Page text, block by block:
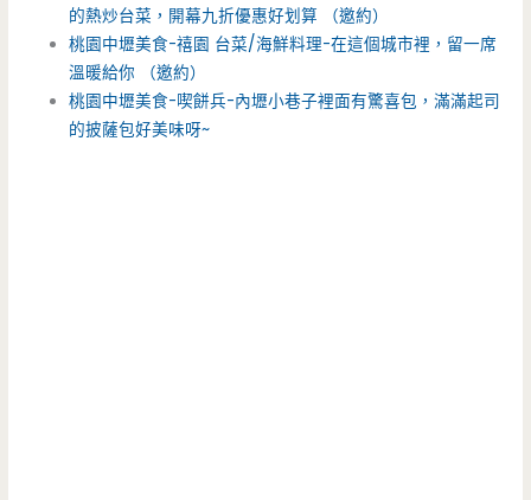
的熱炒台菜，開幕九折優惠好划算 （邀約）
桃園中壢美食-禧園 台菜/海鮮料理-在這個城市裡，留一席
溫暖給你 （邀約）
桃園中壢美食-喫餅兵-內壢小巷子裡面有驚喜包，滿滿起司
的披薩包好美味呀~